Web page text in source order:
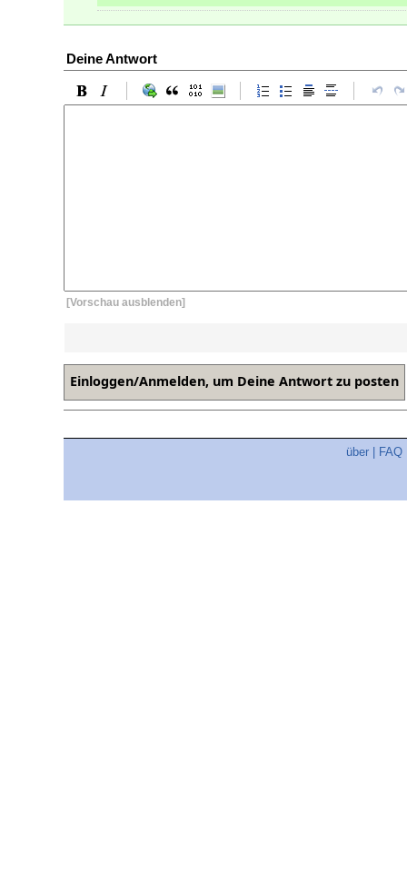
Deine Antwort
[Vorschau ausblenden]
über FAQ